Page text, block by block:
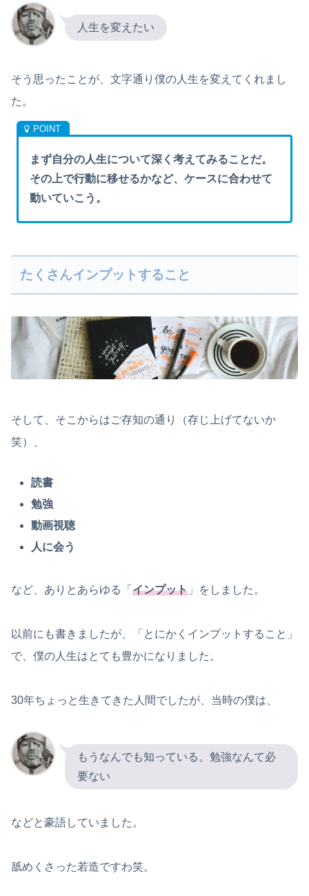
人生を変えたい
そう思ったことが、文字通り僕の人生を変えてくれまし
た。
まず自分の人生について深く考えてみることだ。
その上で行動に移せるかなど、ケースに合わせて
動いていこう。
たくさんインプットすること
そして、そこからはご存知の通り（存じ上げてないか
笑）、
読書
勉強
動画視聴
人に会う
など、ありとあらゆる「 インプット 」をしました。
以前にも書きましたが、「とにかくインプットすること」
で、僕の人生はとても豊かになりました。
30年ちょっと生きてきた人間でしたが、当時の僕は、
もうなんでも知っている。勉強なんて必
要ない
などと豪語していました。
舐めくさった若造ですわ笑。